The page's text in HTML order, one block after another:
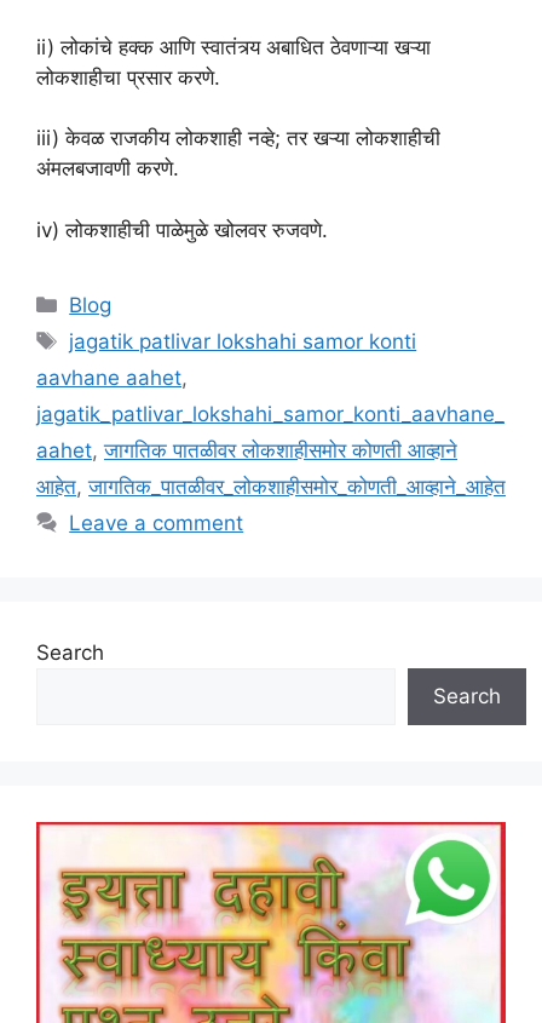
ii) लोकांचे हक्क आणि स्वातंत्र्य अबाधित ठेवणाऱ्या खऱ्या
लोकशाहीचा प्रसार करणे.
iii) केवळ राजकीय लोकशाही नव्हे; तर खऱ्या लोकशाहीची
अंमलबजावणी करणे.
iv) लोकशाहीची पाळेमुळे खोलवर रुजवणे.
Categories
Blog
Tags
jagatik patlivar lokshahi samor konti
aavhane aahet,
jagatik_patlivar_lokshahi_samor_konti_aavhane_
aahet,जागतिक पातळीवर लोकशाहीसमोर कोणती आव्हाने
आहेत,जागतिक_पातळीवर_लोकशाहीसमोर_कोणती_आव्हाने_आहेत
Leave a comment
Search
Search